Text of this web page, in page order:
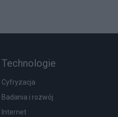
Technologie
Cyfryzacja
Badania i rozwój
Internet